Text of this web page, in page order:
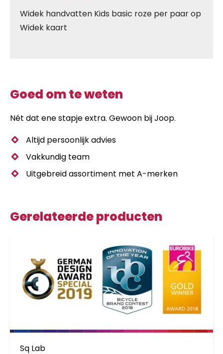
Widek handvatten Kids basic roze per paar op
Widek kaart
Goed om te weten
Nét dat ene stapje extra. Gewoon bij Joop.
Altijd persoonlijk advies
Vakkundig team
Uitgebreid assortiment met A-merken
Gerelateerde producten
Sq Lab